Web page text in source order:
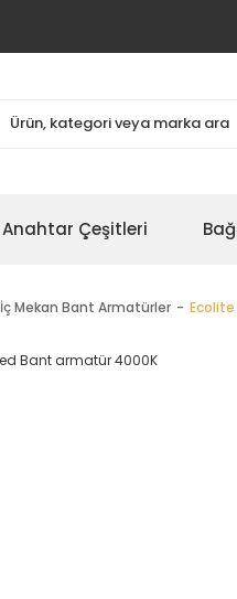
Anahtar Çeşitleri
İç Mekan Bant Armatürler